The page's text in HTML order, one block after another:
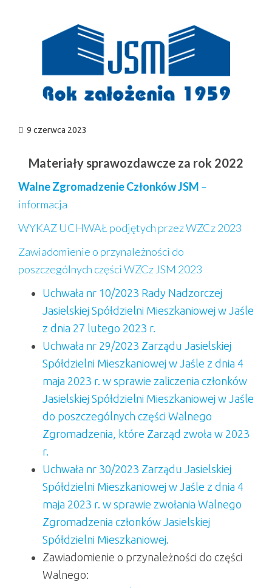
9 czerwca 2023
Materiały sprawozdawcze za rok 2022
Walne Zgromadzenie Członków JSM –
informacja
WYKAZ UCHWAŁ podjętych przez WZCz 2023
Zawiadomienie o przynależności do
poszczególnych części WZCz JSM 2023
Uchwała nr 10/2023 Rady Nadzorczej
Jasielskiej Spółdzielni Mieszkaniowej w Jaśle
z dnia 27 lutego 2023 r.
Uchwała nr 29/2023 Zarządu Jasielskiej
Spółdzielni Mieszkaniowej w Jaśle z dnia 4
maja 2023 r. w sprawie zaliczenia członków
Jasielskiej Spółdzielni Mieszkaniowej w Jaśle
do poszczególnych części Walnego
Zgromadzenia, które Zarząd zwoła w 2023
r.
Uchwała nr 30/2023 Zarządu Jasielskiej
Spółdzielni Mieszkaniowej w Jaśle z dnia 4
maja 2023 r. w sprawie zwołania Walnego
Zgromadzenia członków Jasielskiej
Spółdzielni Mieszkaniowej.
Zawiadomienie o przynależności do części
Walnego: